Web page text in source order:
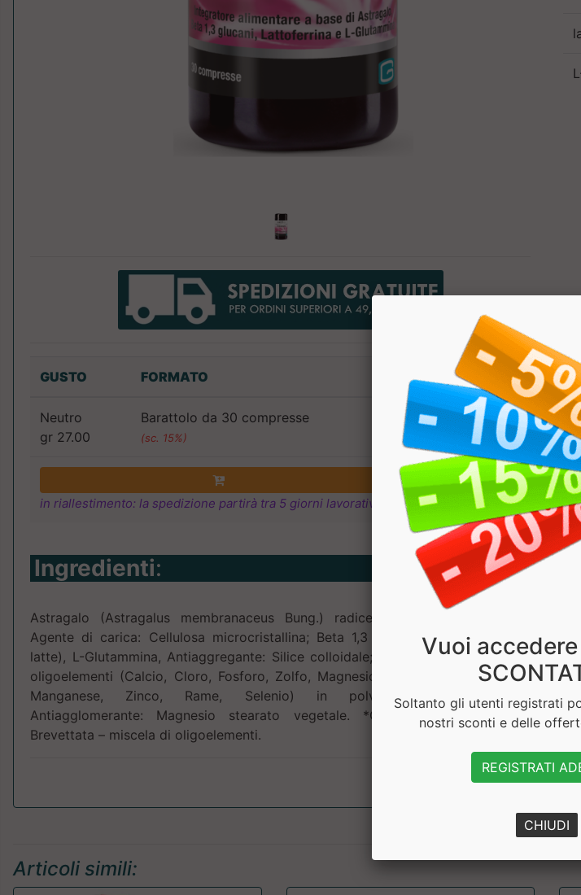
GUSTO FORMATO PREZZO
Neutro
gr 27.00
Barattolo da 30 compresse
(sc. 15%)
€ 29.80
€ 25.33
in riallestimento: la spedizione partirà tra 5 giorni lavorativi
Ingredienti:
Astragalo (Astragalus membranaceus Bung.) radice e.s. 16% polisaccaridi,
Agente di carica: Cellulosa microcristallina; Beta 1,3 glucani, Lattoferrina (da
latte), L-Glutammina, Antiaggregante: Silice colloidale; *C2P® Tech [miscela di
oligoelementi (Calcio, Cloro, Fosforo, Zolfo, Magnesio, Potassio, Sodio, Ferro,
Manganese, Zinco, Rame, Selenio) in polvere, alfaciclodestrina],
Antiagglomerante: Magnesio stearato vegetale. *C2P® Tech: Tecnologia
Brevettata – miscela di oligoelementi.
Articoli simili:
Vuoi
Soltanto gli utenti registrati
nostri sconti e delle
REGISTRATI
CHIUDI